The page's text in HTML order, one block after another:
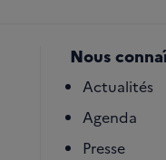
Nous
Actualités
Agenda
Presse